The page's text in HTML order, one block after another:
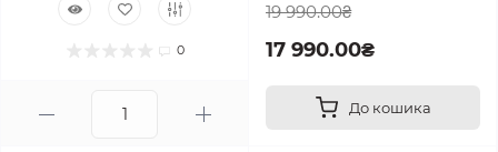
0
19 990.00₴
17 990.00₴
До кошика